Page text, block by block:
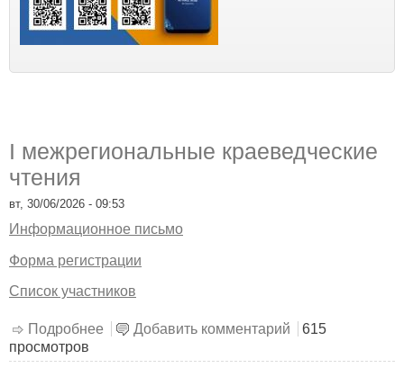
I межрегиональные краеведческие
чтения
вт, 30/06/2026 - 09:53
Информационное письмо
Форма регистрации
Список участников
Подробнее о I межрегиональные краеведческие чтения
Добавить комментарий
615
просмотров